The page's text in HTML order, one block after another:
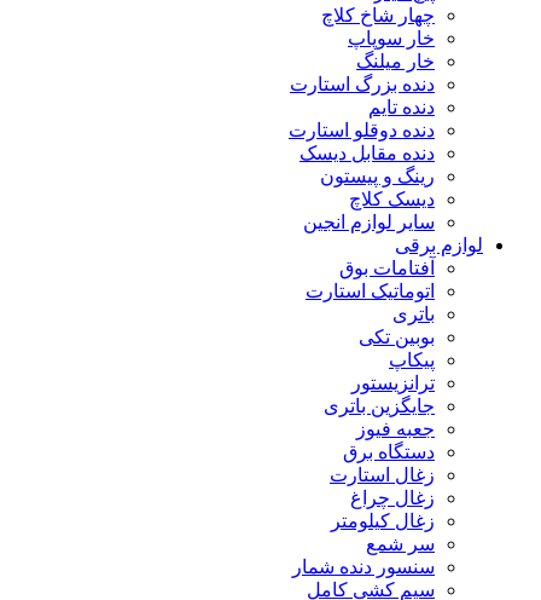
چهار شاخ کلاچ
خار سوپاپ
خار میلنگ
دنده بزرگ استارت
دنده تایم
دنده دوقلو استارت
دنده مقابل دیسک
رینگ و پیستون
دیسک کلاچ
سایر لوازم انجین
لوازم برقی
آفتامات بوق
اتوماتیک استارت
باتری
بوبین تکی
پیکاپ
ترانزیستور
جایگزین باتری
جعبه فیوز
دستگاه برق
زغال استارت
زغال چراغ
زغال کیلومتر
سر شمع
سنسور دنده شمار
سیم کشی کامل